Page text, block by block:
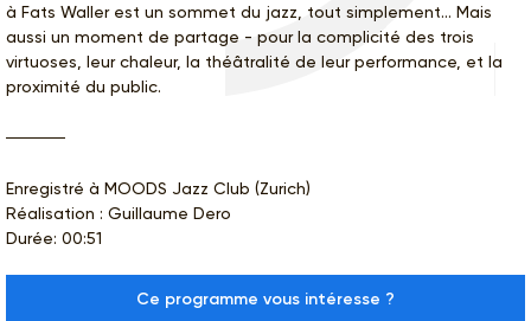
à Fats Waller est un sommet du jazz, tout simplement... Mais
aussi un moment de partage - pour la complicité des trois
virtuoses, leur chaleur, la théâtralité de leur performance, et la
proximité du public.
Enregistré à MOODS Jazz Club (Zurich)
Réalisation : Guillaume Dero
Durée: 00:51
Ce programme vous intéresse ?